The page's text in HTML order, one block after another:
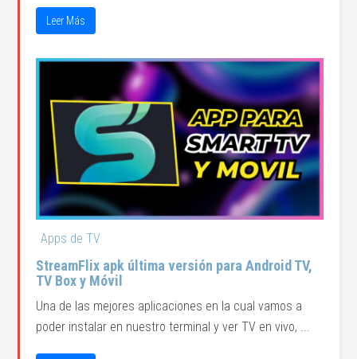
Leer Más
Apps de TV
StreamFlix apk última versión para Android TV,
TV Box y Móvil
Una de las mejores aplicaciones en la cual vamos a
poder instalar en nuestro terminal y ver TV en vivo, ...